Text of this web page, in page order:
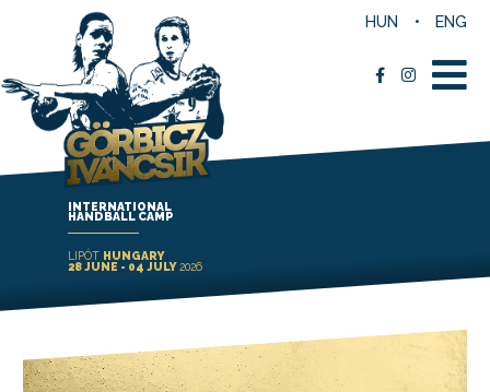
INTERNATIONAL
HANDBALL CAMP
LIPÓT HUNGARY
28 JUNE - 04 JULY2026
HUN ENG